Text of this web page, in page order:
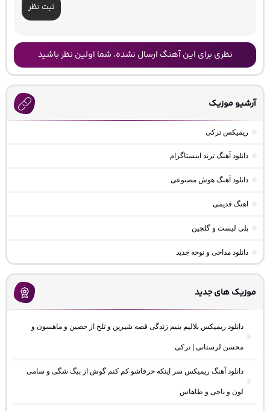
ثبت نظر
نظری برای این آهنگ ارسال نشده، شما اولین نظر باشید
آرشیو موزیک
ریمیکس ترکی
دانلود آهنگ ترند اینستاگرام
دانلود آهنگ هوش مصنوعی
اهنگ قدیمی
پلی لیست و گلچین
دانلود مداحی و نوحه جدید
موزیک های جدید
دانلود ریمیکس بلالیم بنیم زندگی قصه شیرین و تلخ از حصین و ماهسون و
محسن لرستانی | ترکی
دانلود آهنگ ریمیکس سر اینکه حرفاشو کم کنم گوش از بیگ شگی و سامی
لون و ناجی و طاهاس